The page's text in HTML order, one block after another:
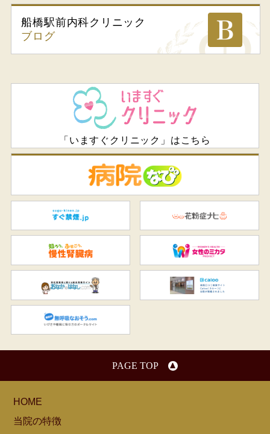
船橋駅前内科クリニック
ブログ
「いますぐクリニック」はこちら
すぐ禁煙.jp
知ろう、ふせごう。慢性腎臓
おなかのはなし.com
PAGE TOP
HOME
当院の特徴